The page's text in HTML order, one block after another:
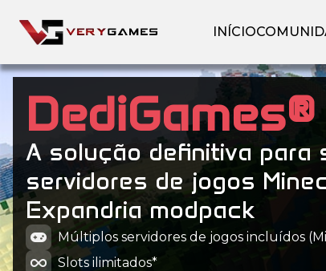
INÍCIO
A solução definitiva para
servidores de jogos
Expandria modpack
Múltiplos servidores de jogos incluídos
Slots ilimitados*